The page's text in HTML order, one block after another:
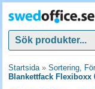
Startsida» Sortering,
Blankettfack